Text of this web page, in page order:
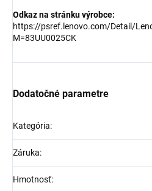
Odkaz na stránku výrobce:
https://psref.lenovo.com/Detail/
M=83UU0025CK
Dodatočné parametre
Kategória:
Záruka:
Hmotnosť: